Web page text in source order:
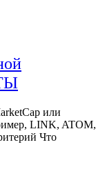
или
LINK, ATOM,
Что